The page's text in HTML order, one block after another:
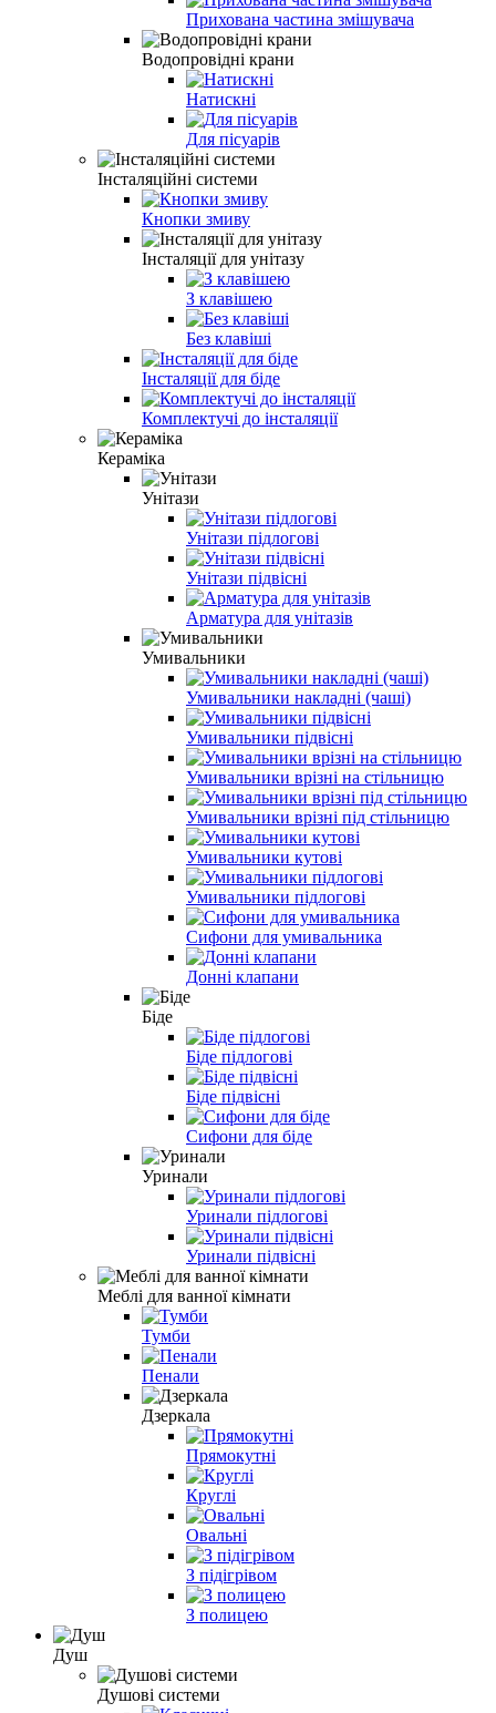
Прихована частина змішувача
Водопровідні крани
Натискні
Для пісуарів
Інсталяційні системи
Кнопки змиву
Інсталяції для унітазу
З клавішею
Без клавіші
Інсталяції для біде
Комплектучі до інсталяції
Кераміка
Унітази
Унітази підлогові
Унітази підвісні
Арматура для унітазів
Умивальники
Умивальники накладні (чаші)
Умивальники підвісні
Умивальники врізні на стільницю
Умивальники врізні під стільницю
Умивальники кутові
Умивальники підлогові
Сифони для умивальника
Донні клапани
Біде
Біде підлогові
Біде підвісні
Сифони для біде
Уринали
Уринали підлогові
Уринали підвісні
Меблі для ванної кімнати
Тумби
Пенали
Дзеркала
Прямокутні
Круглі
Овальні
З підігрівом
З полицею
Душ
Душові системи